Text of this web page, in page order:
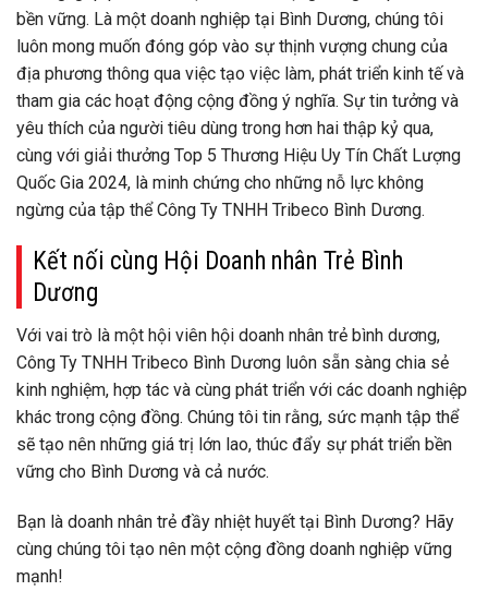
bền vững. Là một doanh nghiệp tại Bình Dương, chúng tôi
luôn mong muốn đóng góp vào sự thịnh vượng chung của
địa phương thông qua việc tạo việc làm, phát triển kinh tế và
tham gia các hoạt động cộng đồng ý nghĩa. Sự tin tưởng và
yêu thích của người tiêu dùng trong hơn hai thập kỷ qua,
cùng với giải thưởng Top 5 Thương Hiệu Uy Tín Chất Lượng
Quốc Gia 2024, là minh chứng cho những nỗ lực không
ngừng của tập thể Công Ty TNHH Tribeco Bình Dương.
Kết nối cùng Hội Doanh nhân Trẻ Bình
Dương
Với vai trò là một hội viên hội doanh nhân trẻ bình dương,
Công Ty TNHH Tribeco Bình Dương luôn sẵn sàng chia sẻ
kinh nghiệm, hợp tác và cùng phát triển với các doanh nghiệp
khác trong cộng đồng. Chúng tôi tin rằng, sức mạnh tập thể
sẽ tạo nên những giá trị lớn lao, thúc đẩy sự phát triển bền
vững cho Bình Dương và cả nước.
Bạn là doanh nhân trẻ đầy nhiệt huyết tại Bình Dương? Hãy
cùng chúng tôi tạo nên một cộng đồng doanh nghiệp vững
mạnh!